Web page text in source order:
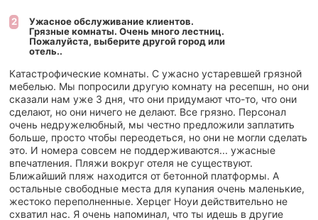
2
Ужасное обслуживание клиентов.
Грязные комнаты. Очень много лестниц.
Пожалуйста, выберите другой город или
отель..
Катастрофические комнаты. С ужасно устаревшей грязной
мебелью. Мы попросили другую комнату на ресепшн, но они
сказали нам уже 3 дня, что они придумают что-то, что они
сделают, но они ничего не делают. Все грязно. Персонал
очень недружелюбный, мы честно предложили заплатить
больше, просто чтобы переодеться, но они не могли сделать
это. И номера совсем не поддерживаются... ужасные
впечатления. Пляжи вокруг отеля не существуют.
Ближайший пляж находится от бетонной платформы. А
остальные свободные места для купания очень маленькие,
жестоко переполненные. Херцег Ноуи действительно не
схватил нас. Я очень напоминал, что ты идешь в другие